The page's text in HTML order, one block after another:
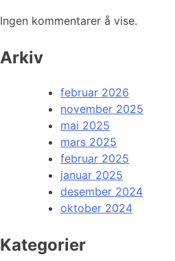
Ingen kommentarer å vise.
Arkiv
februar 2026
november 2025
mai 2025
mars 2025
februar 2025
januar 2025
desember 2024
oktober 2024
Kategorier